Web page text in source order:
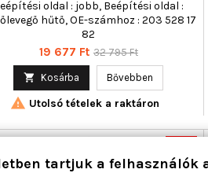
oldal : jobb, Beépítési oldal :
hűtő, OE-számhoz : 203 528 17
82
Ár
19 677 Ft Normál
32 795 Ft
 Kosárba Bővebben
 Utolsó tételek a raktáron
tartjuk a felhasználók